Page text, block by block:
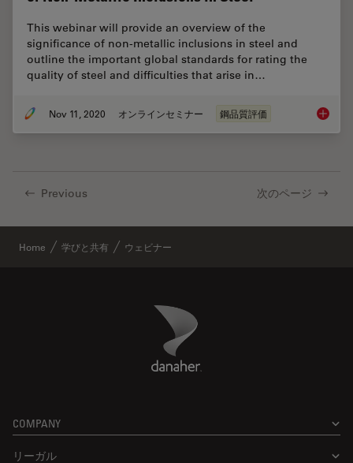
This webinar will provide an overview of the
significance of non-metallic inclusions in steel and
outline the important global standards for rating the
quality of steel and difficulties that arise in…
Nov 11, 2020 オンラインセミナー 鋼品質評価 How to
Previous 次のページ
Home 学びと共有 ウェビナー
Danaher Logo
COMPANY
リーガル